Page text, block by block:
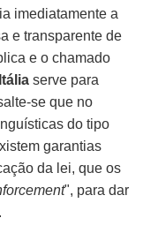
imediatamente a
e transparente de
e o chamado
Itália serve para
se que no
do tipo
garantias
da lei, que os
", para dar